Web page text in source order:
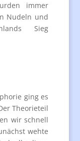
immer
Nudeln und
Sieg
ging es
Theorieteil
wir schnell
wehte